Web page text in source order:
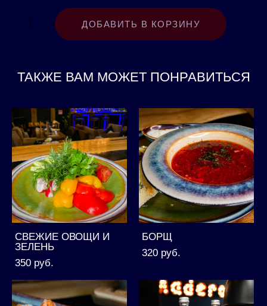
ДОБАВИТЬ В КОРЗИНУ
ТАКЖЕ ВАМ МОЖЕТ ПОНРАВИТЬСЯ
СВЕЖИЕ ОВОЩИ И
ЗЕЛЕНЬ
350 pуб.
БОРЩ
320 pуб.